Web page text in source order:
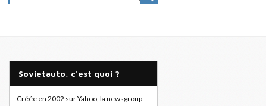
Sovietauto, c'est quoi ?
Créée en 2002 sur Yahoo, la newsgroup